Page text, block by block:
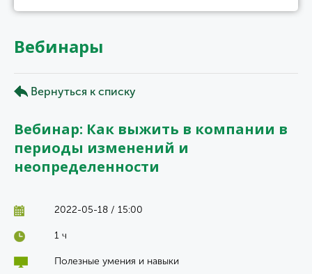
Вебинары
Вернуться к списку
Вебинар: Как выжить в компании в
периоды изменений и
неопределенности
2022-05-18 / 15:00
1 ч
Полезные умения и навыки